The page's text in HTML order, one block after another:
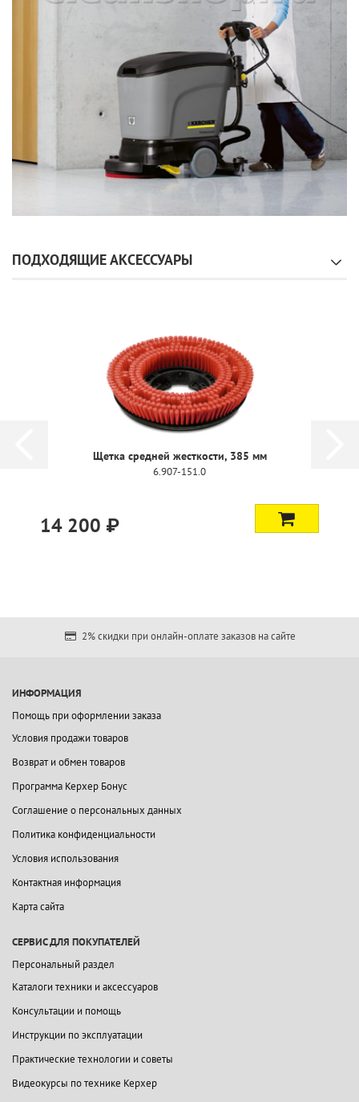
ПОДХОДЯЩИЕ АКСЕССУАРЫ
Щетка средней жесткости, 385 мм
6.907-151.0
14 200 ₽
2% скидки при онлайн-оплате заказов на сайте
ИНФОРМАЦИЯ
Помощь при оформлении заказа
Условия продажи товаров
Возврат и обмен товаров
Программа Керхер Бонус
Соглашение о персональных данных
Политика конфиденциальности
Условия использования
Контактная информация
Карта сайта
СЕРВИС ДЛЯ ПОКУПАТЕЛЕЙ
Персональный раздел
Каталоги техники и аксессуаров
Консультации и помощь
Инструкции по эксплуатации
Практические технологии и советы
Видеокурсы по технике Керхер